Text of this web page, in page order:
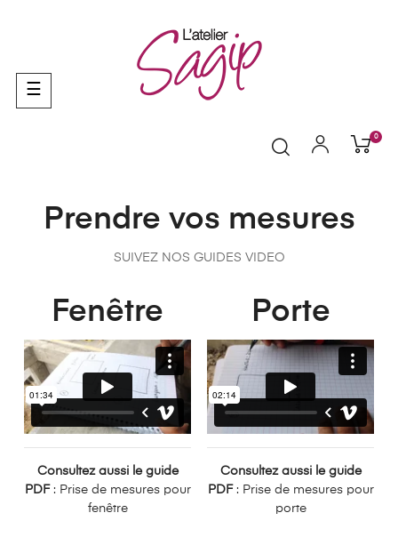
0
Basculer
la
☰
Prendre vos mesures
SUIVEZ NOS GUIDES VIDEO
Fenêtre
Consultez aussi le guide
PDF : Prise de mesures pour
fenêtre
Porte
Consultez aussi le guide
PDF : Prise de mesures pour
porte